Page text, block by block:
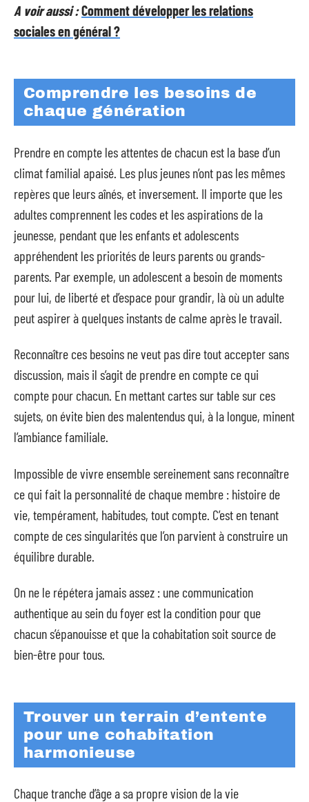
A voir aussi :Comment développer les relations
sociales en général ?
Comprendre les besoins de
chaque génération
Prendre en compte les attentes de chacun est la base d’un
climat familial apaisé. Les plus jeunes n’ont pas les mêmes
repères que leurs aînés, et inversement. Il importe que les
adultes comprennent les codes et les aspirations de la
jeunesse, pendant que les enfants et adolescents
appréhendent les priorités de leurs parents ou grands-
parents. Par exemple, un adolescent a besoin de moments
pour lui, de liberté et d’espace pour grandir, là où un adulte
peut aspirer à quelques instants de calme après le travail.
Reconnaître ces besoins ne veut pas dire tout accepter sans
discussion, mais il s’agit de prendre en compte ce qui
compte pour chacun. En mettant cartes sur table sur ces
sujets, on évite bien des malentendus qui, à la longue, minent
l’ambiance familiale.
Impossible de vivre ensemble sereinement sans reconnaître
ce qui fait la personnalité de chaque membre : histoire de
vie, tempérament, habitudes, tout compte. C’est en tenant
compte de ces singularités que l’on parvient à construire un
équilibre durable.
On ne le répétera jamais assez : une communication
authentique au sein du foyer est la condition pour que
chacun s’épanouisse et que la cohabitation soit source de
bien-être pour tous.
Trouver un terrain d’entente
pour une cohabitation
harmonieuse
Chaque tranche d’âge a sa propre vision de la vie